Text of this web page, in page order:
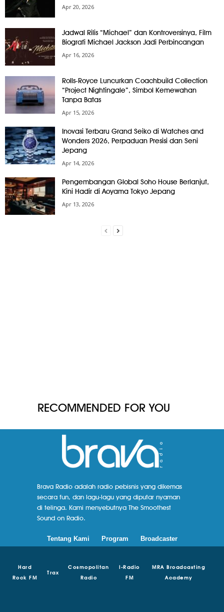
Apr 20, 2026
Jadwal Rilis “Michael” dan Kontroversinya, Film
Biografi Michael Jackson Jadi Perbincangan
Apr 16, 2026
Rolls-Royce Luncurkan Coachbuild Collection
“Project Nightingale”, Simbol Kemewahan
Tanpa Batas
Apr 15, 2026
Inovasi Terbaru Grand Seiko di Watches and
Wonders 2026, Perpaduan Presisi dan Seni
Jepang
Apr 14, 2026
Pengembangan Global Soho House Berlanjut,
Kini Hadir di Aoyama Tokyo Jepang
Apr 13, 2026
RECOMMENDED FOR YOU
Brava Radio adalah radio pebisnis yang dikemas
secara fun, dan lagu-lagu yang diputar nyaman
di telinga. Kami menyebutnya The Smoothest
Sound on Radio.
Tentang Kami Program Broadcaster
Hard
Rock FM
Trax
Cosmopolitan
Radio
I-Radio
FM
MRA Broadcasting
Academy